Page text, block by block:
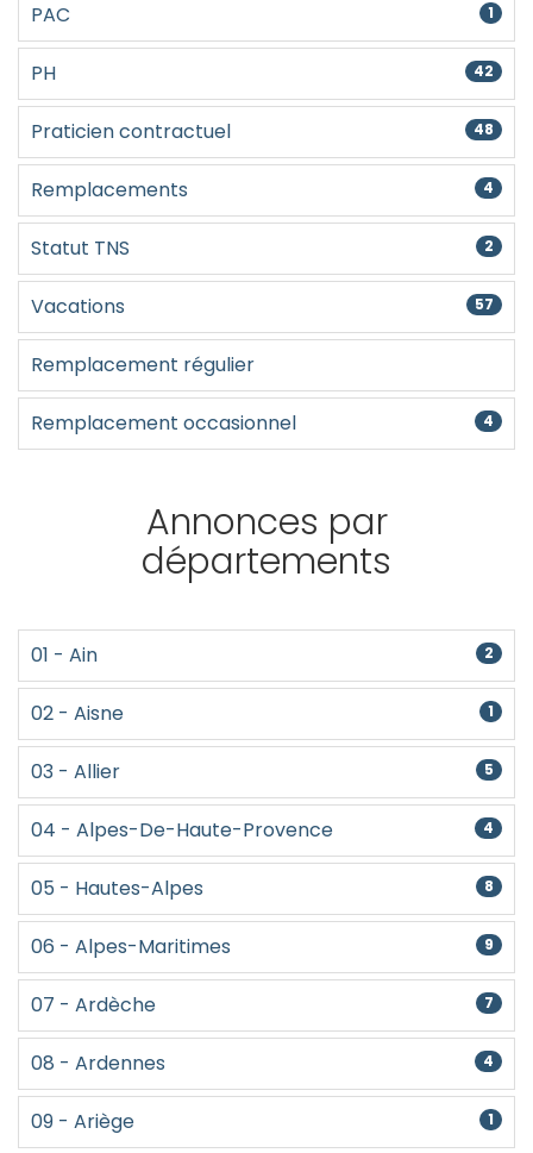
PAC 1
PH 42
Praticien contractuel 48
Remplacements 4
Statut TNS 2
Vacations 57
Remplacement régulier
Remplacement occasionnel 4
Annonces par
départements
01 - Ain 2
02 - Aisne 1
03 - Allier 5
04 - Alpes-De-Haute-Provence 4
05 - Hautes-Alpes 8
06 - Alpes-Maritimes 9
07 - Ardèche 7
08 - Ardennes 4
09 - Ariège 1